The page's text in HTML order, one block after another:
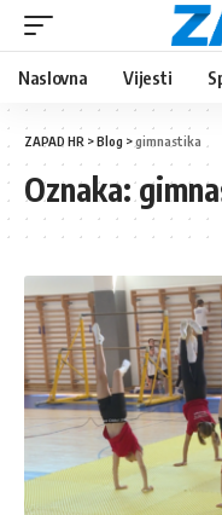
Naslovna Vijesti
ZAPAD HR >Blog >gimnastika
Oznaka: